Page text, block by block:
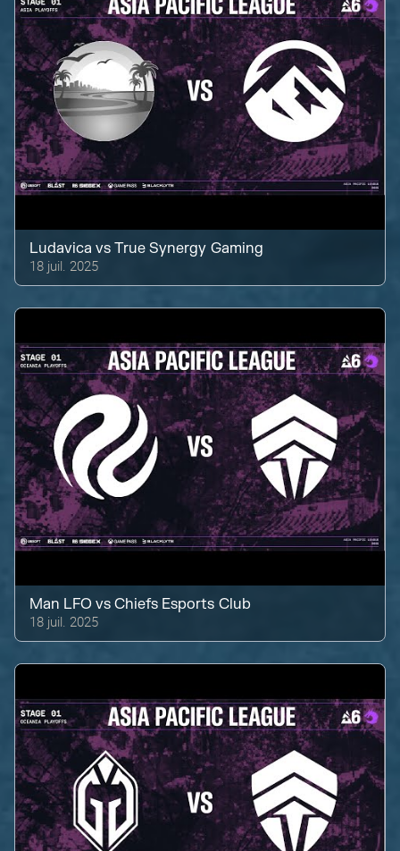
Ludavica vsTrue Synergy Gaming
18 juil. 2025
Man LFO vsChiefs Esports Club
18 juil. 2025